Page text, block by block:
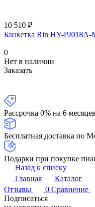
10 510 ₽
Банкетка Rin HY-
0
Нет в наличии
Заказать
Рассрочка 0% на 6 месяцев
Бесплатная доставка по
Подарки при покупке
Назад к списку
Главная
Каталог
Отзывы
0 Сравнение
Подписаться